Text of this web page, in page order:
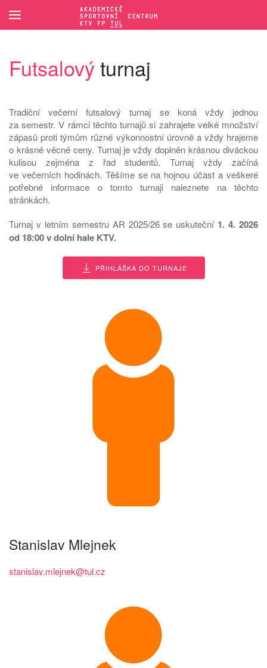
Přejít na hlavní obsah
Futsalový turnaj
Tradiční večerní futsalový turnaj se koná vždy jednou
za semestr. V rámci těchto turnajů si zahrajete velké množství
zápasů proti týmům různé výkonnostní úrovně a vždy hrajeme
o krásné věcné ceny. Turnaj je vždy doplněn krásnou diváckou
kulisou zejména z řad studentů. Turnaj vždy začíná
ve večerních hodinách. Těšíme se na hojnou účast a veškeré
potřebné informace o tomto turnaji naleznete na těchto
stránkách.
Turnaj v letním semestru AR 2025/26 se uskuteční 1. 4. 2026
od 18:00 v dolní hale KTV.
PŘIHLÁŠKA DO TURNAJE
Stanislav Mlejnek
stanislav.mlejnek@tul.cz